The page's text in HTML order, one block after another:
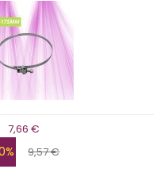
10,47 €
13,09 €